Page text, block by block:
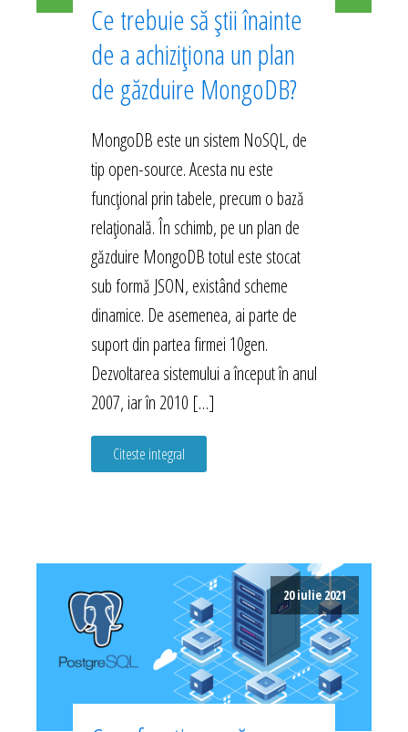
Ce trebuie să știi înainte
de a achiziționa un plan
de găzduire MongoDB?
MongoDB este un sistem NoSQL, de
tip open-source. Acesta nu este
funcțional prin tabele, precum o bază
relațională. În schimb, pe un plan de
găzduire MongoDB totul este stocat
sub formă JSON, existând scheme
dinamice. De asemenea, ai parte de
suport din partea firmei 10gen.
Dezvoltarea sistemului a început în anul
2007, iar în 2010 […]
Citeste integral
20 iulie 2021